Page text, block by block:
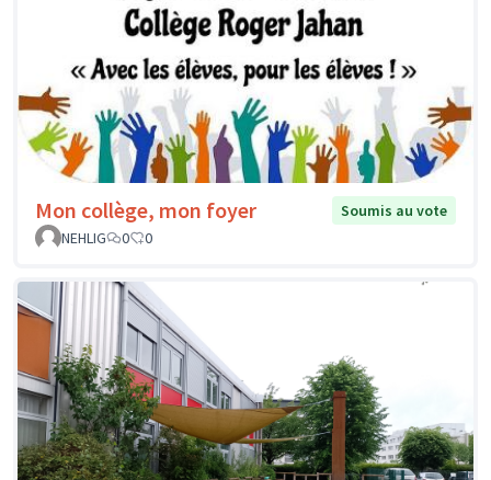
Mon collège, mon foyer
Soumis au vote
NEHLIG
0 0